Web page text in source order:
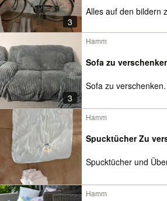
3
Alles auf den bildern
3
Hamm
Sofa zu
Sofa zu
Hamm
Spucktücher Zu
Spucktücher und
Hamm